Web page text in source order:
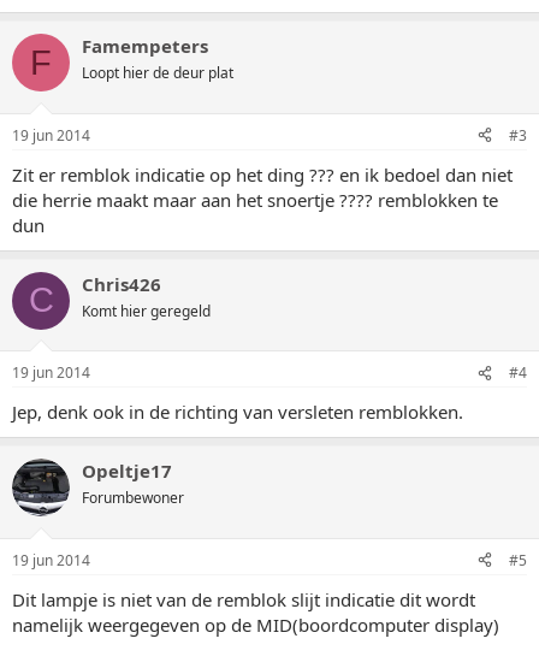
F Famempeters
Loopt hier de deur plat
19 jun 2014 #3
Zit er remblok indicatie op het ding ??? en ik bedoel dan niet
die herrie maakt maar aan het snoertje ???? remblokken te
dun
C Chris426
Komt hier geregeld
19 jun 2014 #4
Jep, denk ook in de richting van versleten remblokken.
Opeltje17
Forumbewoner
19 jun 2014 #5
Dit lampje is niet van de remblok slijt indicatie dit wordt
namelijk weergegeven op de MID(boordcomputer display)